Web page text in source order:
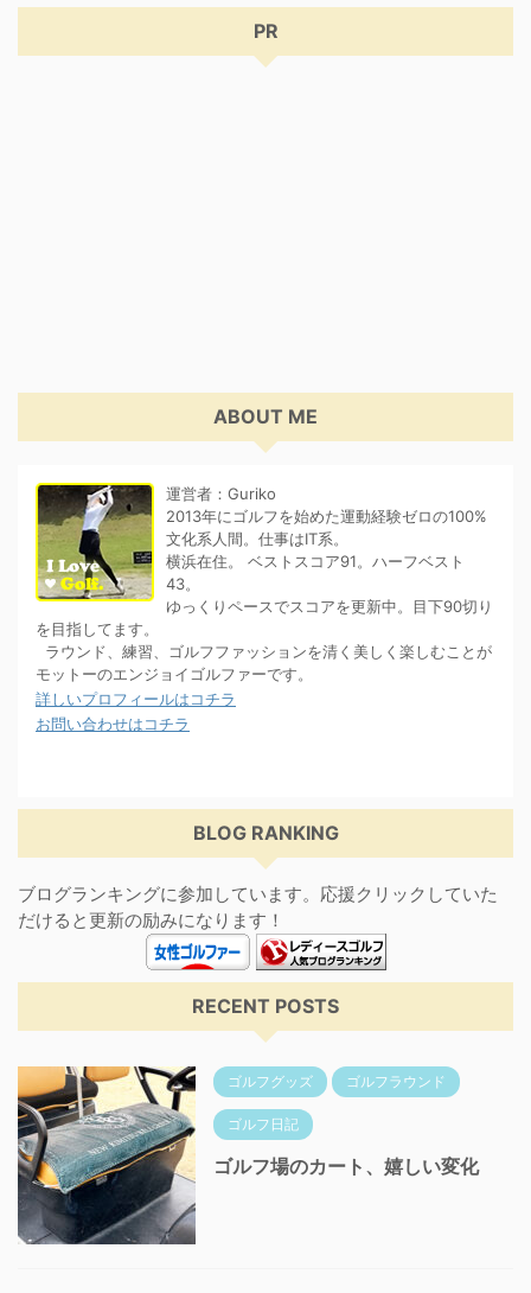
PR
ABOUT ME
運営者：Guriko
2013年にゴルフを始めた運動経験ゼロの100%
文化系人間。仕事はIT系。
横浜在住。 ベストスコア91。ハーフベスト
43。
ゆっくりペースでスコアを更新中。目下90切り
を目指してます。
ラウンド、練習、ゴルフファッションを清く美しく楽しむことが
モットーのエンジョイゴルファーです。
詳しいプロフィールはコチラ
お問い合わせはコチラ
BLOG RANKING
ブログランキングに参加しています。応援クリックしていた
だけると更新の励みになります！
RECENT POSTS
ゴルフグッズ ゴルフラウンド
ゴルフ日記
ゴルフ場のカート、嬉しい変化